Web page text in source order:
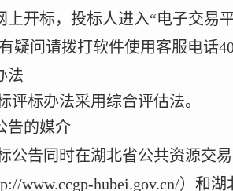
上开标，投标人进入“电子交易
疑问请拨打软件使用客服电话
法
评标办法采用综合评估法。
告的媒介
公告同时在湖北省公共资源交
www.ccgp-hubei.gov.cn/）和湖